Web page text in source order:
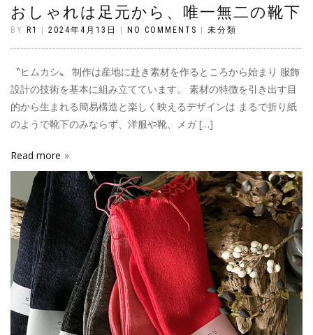
おしゃれは足元から、唯一無二の靴下
BY R1 | 2024年4月13日 | NO COMMENTS | 未分類
〝ヒムカシ〟 制作は産地に赴き素材を作るところから始まり 服飾
設計の技術を基本に組み立てています。 素材の特徴を引き出す目
的から生まれる簡易構造と楽しく映えるデザインは まるで折り紙
のようで靴下のみならず、洋服や靴、メガ […]
Read more